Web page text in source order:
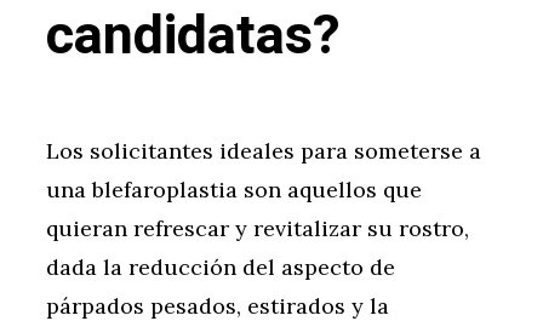
candidatas?
Los solicitantes ideales para someterse a
una blefaroplastia son aquellos que
quieran refrescar y revitalizar su rostro,
dada la reducción del aspecto de
párpados pesados, estirados y la